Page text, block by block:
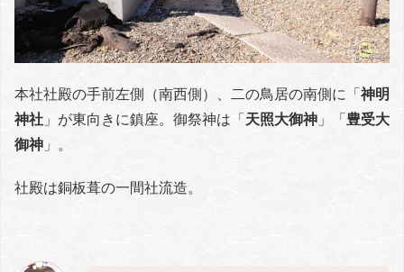
本社社殿の手前左側（南西側）、二の鳥居の南側に「神明
神社 」が東向きに鎮座。御祭神は「天照大御神 」「豊受大
御神 」。
社殿は銅板葺の一間社流造。